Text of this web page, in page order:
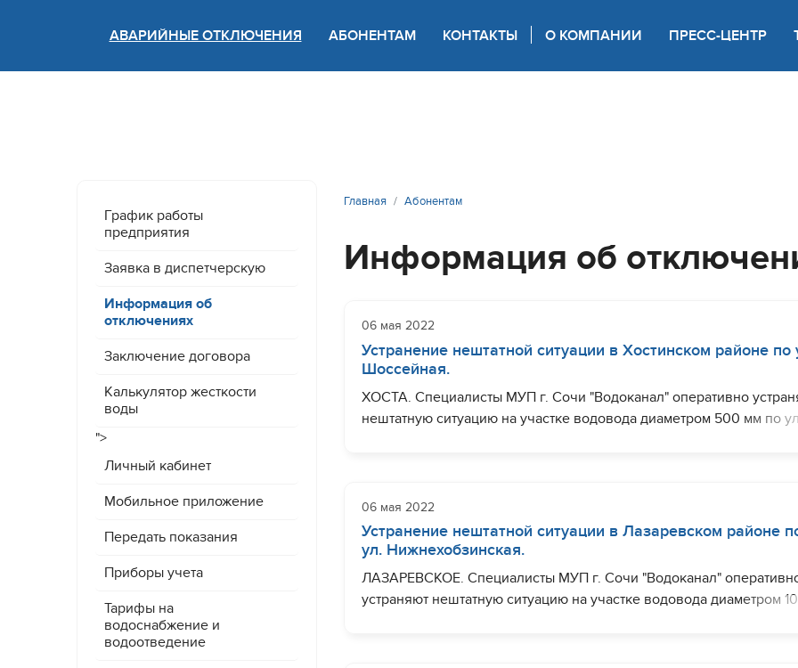
Версия для слабовидящих
АВАРИЙНЫЕ ОТКЛЮЧЕНИЯ АБОНЕНТАМ КОНТАКТЫ О КОМПАНИИ ПРЕСС-ЦЕНТР
График работы
предприятия
Заявка в диспетчерскую
Информация об
отключениях
Заключение договора
Калькулятор жесткости
воды
">
Личный кабинет
Мобильное приложение
Передать показания
Приборы учета
Тарифы на
водоснабжение и
водоотведение
Главная Абонентам
Информация об
Устранение нештатной ситуации в Хостинском районе по
Шоссейная.
06 мая 2022
ХОСТА. Специалисты МУП г. Сочи "Водоканал" оперативно
нештатную ситуацию на участке водовода диаметром 500 мм по
Устранение нештатной ситуации в Лазаревском районе
ул. Нижнехобзинская.
06 мая 2022
ЛАЗАРЕВСКОЕ. Специалисты МУП г. Сочи "Водоканал"
устраняют нештатную ситуацию на участке водовода диаметром